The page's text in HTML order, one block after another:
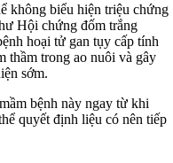
không biểu hiện triệu chứng
Hội chứng đốm trắng
hoại tử gan tụy cấp tính
thầm trong ao nuôi và gây
sớm.
bệnh này ngay từ khi
quyết định liệu có nên tiếp